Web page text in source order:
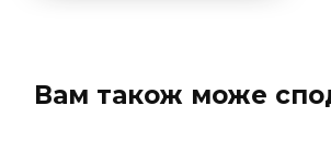
Вам також може